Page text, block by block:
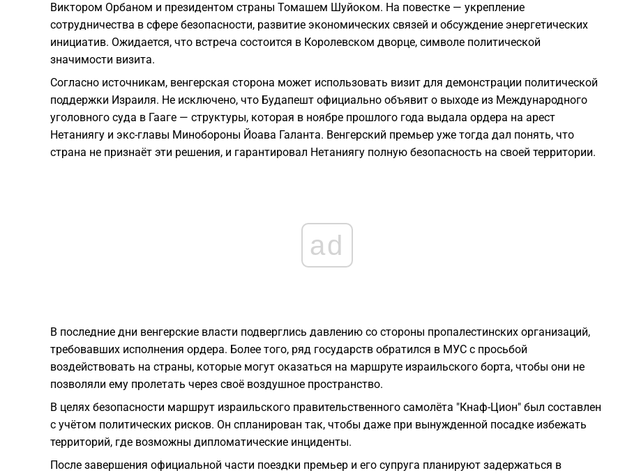
Виктором Орбаном и президентом страны Томашем Шуйоком. На повестке — укрепление
сотрудничества в сфере безопасности, развитие экономических связей и обсуждение энергетических
инициатив. Ожидается, что встреча состоится в Королевском дворце, символе политической
значимости визита.
Согласно источникам, венгерская сторона может использовать визит для демонстрации политической
поддержки Израиля. Не исключено, что Будапешт официально объявит о выходе из Международного
уголовного суда в Гааге — структуры, которая в ноябре прошлого года выдала ордера на арест
Нетаниягу и экс-главы Минобороны Йоава Галанта. Венгерский премьер уже тогда дал понять, что
страна не признаёт эти решения, и гарантировал Нетаниягу полную безопасность на своей территории.
ad
В последние дни венгерские власти подверглись давлению со стороны пропалестинских организаций,
требовавших исполнения ордера. Более того, ряд государств обратился в МУС с просьбой
воздействовать на страны, которые могут оказаться на маршруте израильского борта, чтобы они не
позволяли ему пролетать через своё воздушное пространство.
В целях безопасности маршрут израильского правительственного самолёта "Кнаф-Цион" был составлен
с учётом политических рисков. Он спланирован так, чтобы даже при вынужденной посадке избежать
территорий, где возможны дипломатические инциденты.
После завершения официальной части поездки премьер и его супруга планируют задержаться в